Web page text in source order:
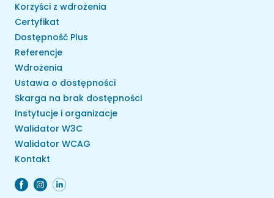
Korzyści z wdrożenia
Certyfikat
Dostępność Plus
Referencje
Wdrożenia
Ustawa o dostępności
Skarga na brak dostępności
Instytucje i organizacje
Walidator W3C
Walidator WCAG
Kontakt